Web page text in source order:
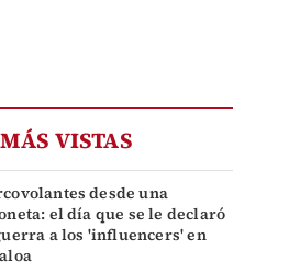
VISTAS
desde una
el día que se le declaró
a los 'influencers' en